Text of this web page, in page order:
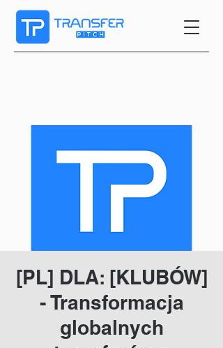
[PL] DLA: [KLUBÓW]
- Transformacja
globalnych